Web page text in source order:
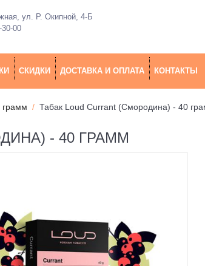
ул. Р. Окипной, 4-Б
00
СКИДКИ ДОСТАВКА И ОПЛАТА КОНТАКТЫ
грамм Табак Loud Currant (Смородина) - 40
- 40 ГРАММ